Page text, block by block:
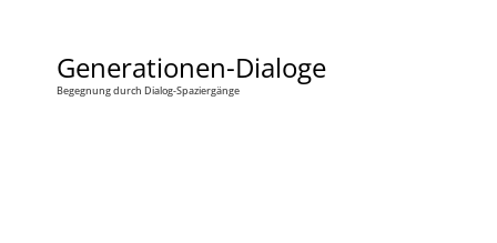
springenGenerationen-Dialoge
Begegnung durch Dialog-Spaziergänge